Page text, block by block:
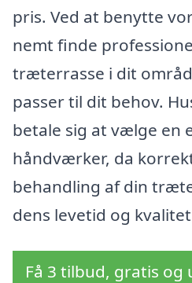
pris. Ved at benytte
nemt finde
træterrasse i dit
passer til dit behov.
betale sig at vælge en
håndværker, da
behandling af din
dens levetid og
Få 3 tilbud, gratis